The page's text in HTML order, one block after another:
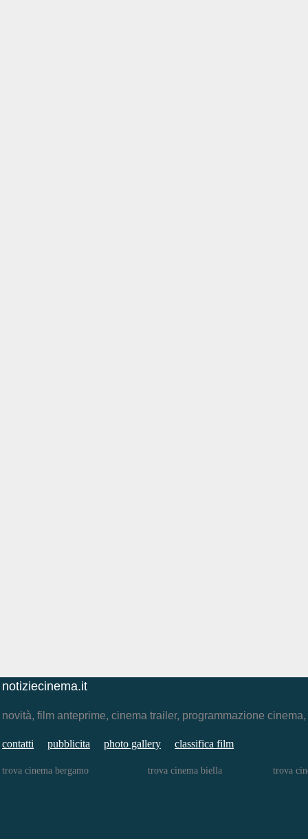
notiziecinema.it
novità, film anteprime, cinema trailer, programmazione
contatti pubblicita photo gallery classifica film
trova cinema bergamo trova cinema biella trova